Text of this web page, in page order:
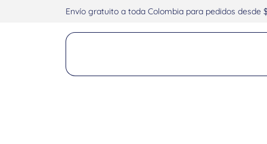
Envío gratuito a toda Colombia para pedidos desde